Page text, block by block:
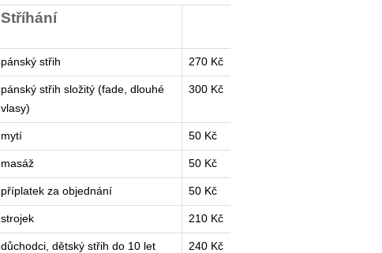
Stříhání
pánský střih 270 Kč
pánský střih složitý (fade, dlouhé
vlasy)
300 Kč
mytí 50 Kč
masáž 50 Kč
příplatek za objednání 50 Kč
strojek 210 Kč
důchodci, dětský střih do 10 let 240 Kč